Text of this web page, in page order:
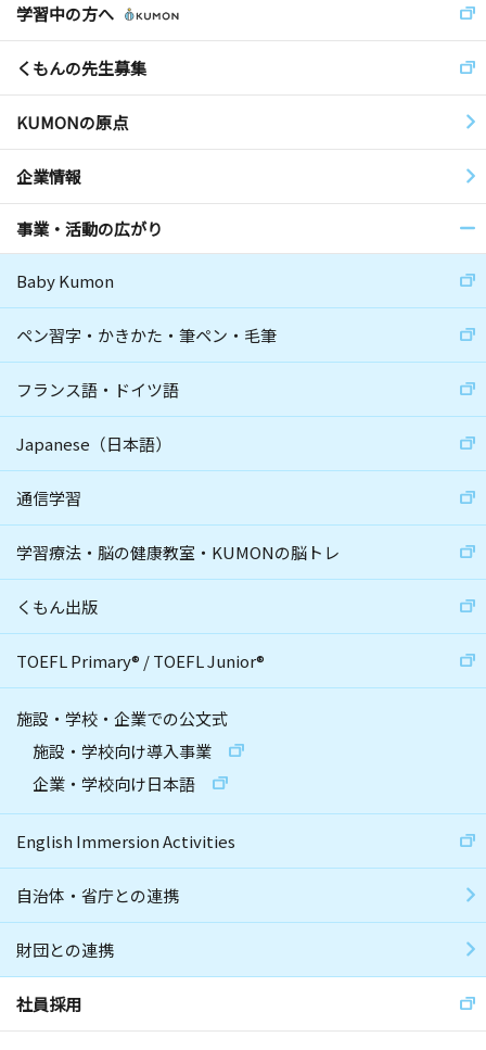
学習中の方へ
くもんの先生募集
KUMONの原点
企業情報
事業・活動の広がり
Baby Kumon
ペン習字・かきかた・筆ペン・毛筆
フランス語・ドイツ語
Japanese（日本語）
通信学習
学習療法・脳の健康教室・KUMONの脳トレ
くもん出版
TOEFL Primary® /TOEFL Junior®
施設・学校・企業での公文式
施設・学校向け導入事業
企業・学校向け日本語
English Immersion Activities
自治体・省庁との連携
財団との連携
社員採用